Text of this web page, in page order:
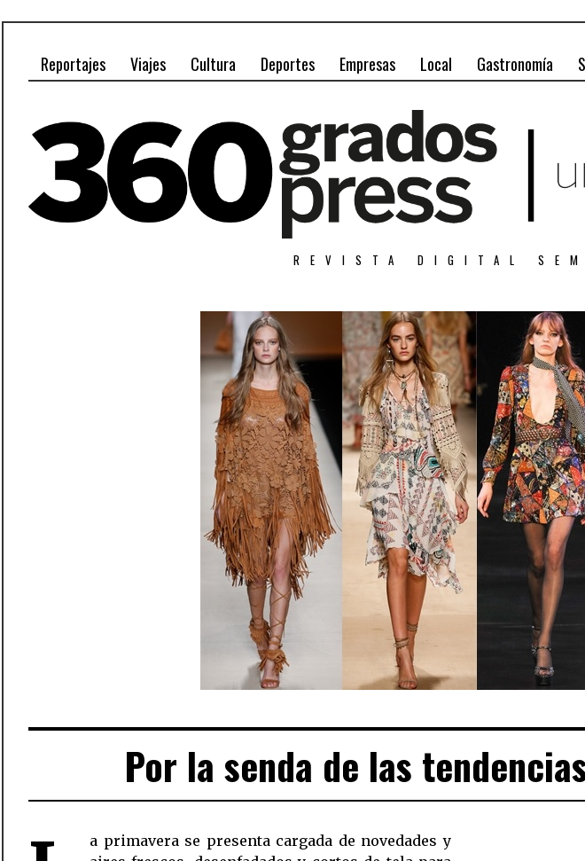
Reportajes Viajes Cultura Deportes Empresas Local Gastronomía
REVISTA DIGITAL
Por la senda de las
a primavera se presenta cargada de novedades y